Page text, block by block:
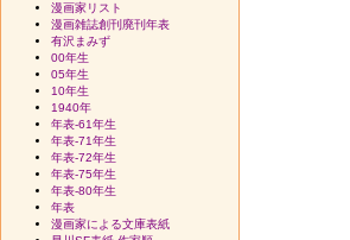
漫画家リスト
漫画雑誌創刊廃刊年表
有沢まみず
00年生
05年生
10年生
1940年
年表-61年生
年表-71年生
年表-72年生
年表-75年生
年表-80年生
年表
漫画家による文庫表紙